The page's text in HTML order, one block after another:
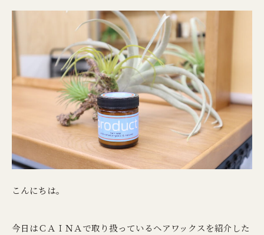
こんにちは。
今日はＣＡＩＮＡで取り扱っているヘアワックスを紹介した